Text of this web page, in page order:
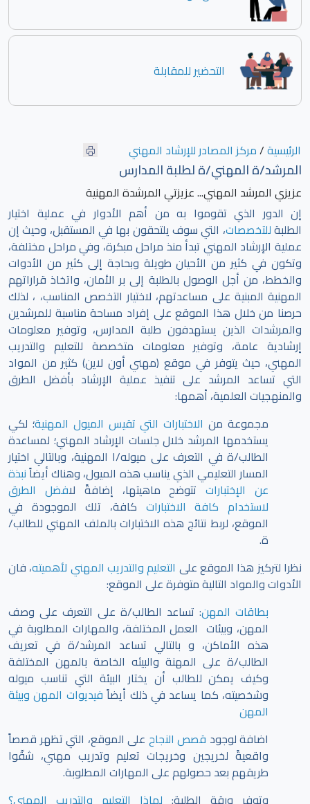
التحضير للمقابلة
الرئيسية/مركز المصادر للإرشاد المهني
المرشد/ة المهني/ة لطلبة المدارس
عزيزي المرشد المهني... عزيزتي المرشدة المهنية
إن الدور الذي تقوموا به من أهم الأدوار في عملية اختيار
الطلبةللتخصصات، التي سوف يلتحقون بها في المستقبل، وحيث إن
عملية الإرشاد المهني تبدأ منذ مراحل مبكرة، وفي مراحل مختلفة،
وتكون في كثير من الأحيان طويلة وبحاجة إلى كثير من الأدوات
والخطط، من أجل الوصول بالطلبة إلى بر الأمان، واتخاذ قراراتهم
المهنية المبنية على مساعدتهم، لاختيار التخصص المناسب، ، لذلك
حرصنا من خلال هذا الموقع على إفراد مساحة مناسبة للمرشدين
والمرشدات الذين يستهدفون طلبة المدارس، وتوفير معلومات
إرشادية عامة، وتوفير معلومات متخصصة للتعليم والتدريب
المهني، حيث يتوفر في موقع (مهني أون لاين) كثير من المواد
التي تساعد المرشد على تنفيذ عملية الإرشاد بأفضل الطرق
والمنهجيات العلمية، أهمها:
مجموعة من الاختبارات التي تقيس الميول المهنية؛ لكي
يستخدمها المرشد خلال جلسات الإرشاد المهني؛ لمساعدة
الطالب/ة في التعرف على ميوله/ا المهنية، وبالتالي اختيار
المسار التعليمي الذي يناسب هذه الميول، وهناك أيضاًنبذة
عن الإختباراتتتوضح ماهيتها، إضافةً لافضل الطرق
لاستخدام كافة الاختبارات كافة، تلك الموجودة في
الموقع، لربط نتائج هذه الاختبارات بالملف المهني للطالب/
ة.
نظرا لتركيز هذا الموقع على التعليم والتدريب المهني لأهميته، فان
الأدوات والمواد التالية متوفرة على الموقع:
بطاقات المهن: تساعد الطالب/ة على التعرف على وصف
المهن، وبيئات العمل المختلفة، والمهارات المطلوبة في
هذه الأماكن، و بالتالي تساعد المرشد/ة في تعريف
الطالب/ة على المهنة والبيئه الخاصة بالمهن المختلفة
وكيف يمكن للطالب أن يختار البيئة التي تناسب ميوله
وشخصيته، كما يساعد في ذلك أيضاً فيديوات المهن وبيئة
المهن
اضافة لوجود قصص النجاح على الموقع، التي تظهر قصصاً
واقعيةً لخريجين وخريجات تعليم وتدريب مهني، شقّوا
طريقهم بعد حصولهم على المهارات المطلوبة.
وتوفر ورقة الطلبة: لماذا التعليم والتدريب المهني؟